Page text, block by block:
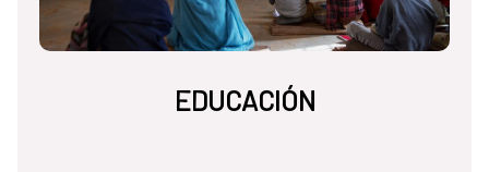
EDUCACIÓN